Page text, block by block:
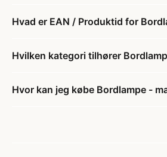
Hvad er EAN / Produktid for
Hvilken kategori tilhører
Hvor kan jeg købe Bordlampe -